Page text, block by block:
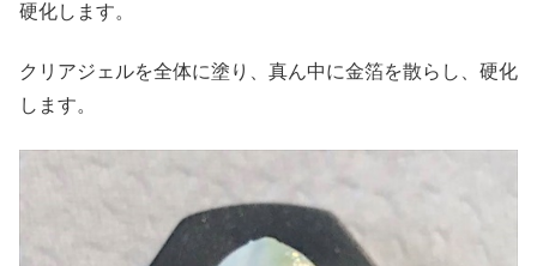
硬化します。
クリアジェルを全体に塗り、真ん中に金箔を散らし、硬化
します。